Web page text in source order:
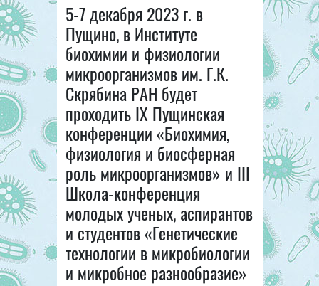
5-7 декабря 2023 г. в
Пущино, в Институте
биохимии и физиологии
микроорганизмов им. Г.К.
Скрябина РАН будет
проходить IX Пущинская
конференции «Биохимия,
физиология и биосферная
роль микроорганизмов» и III
Школа-конференция
молодых ученых, аспирантов
и студентов «Генетические
технологии в микробиологии
и микробное разнообразие»